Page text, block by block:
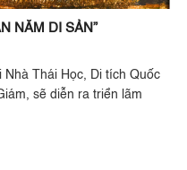
NĂM DI SẢN”
Nhà Thái Học, Di tích Quốc
sẽ diễn ra triển lãm